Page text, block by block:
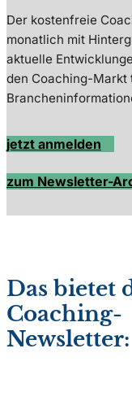
Der kostenfreie
monatlich mit
aktuelle
den Coaching-Markt
jetzt anmelden
zum Newsletter-
Das bietet
Coaching-
Newsletter: